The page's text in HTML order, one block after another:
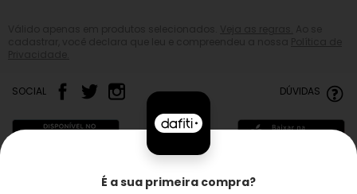
SOCIAL DÚVIDAS
É a sua primeira compra?